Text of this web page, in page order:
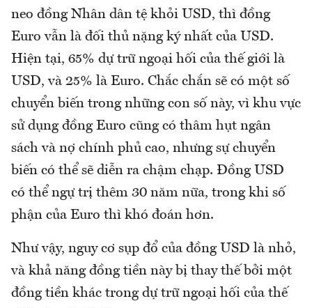
neo đồng Nhân dân tệ khỏi USD, thì đồng
Euro vẫn là đối thủ nặng ký nhất của USD.
Hiện tại, 65% dự trữ ngoại hối của thế giới là
USD, và 25% là Euro. Chắc chắn sẽ có một số
chuyển biến trong những con số này, vì khu vực
sử dụng đồng Euro cũng có thâm hụt ngân
sách và nợ chính phủ cao, nhưng sự chuyển
biến có thể sẽ diễn ra chậm chạp. Đồng USD
có thể ngự trị thêm 30 năm nữa, trong khi số
phận của Euro thì khó đoán hơn.
Như vậy, nguy cơ sụp đổ của đồng USD là nhỏ,
và khả năng đồng tiền này bị thay thế bởi một
đồng tiền khác trong dự trữ ngoại hối của thế